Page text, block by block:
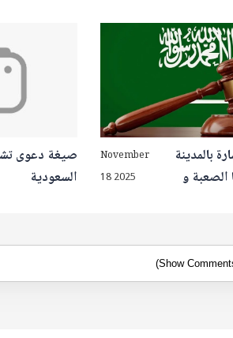
بالمدينة
الصعبة و
November
18 2025
صيغة دعوى
السعودية
Show